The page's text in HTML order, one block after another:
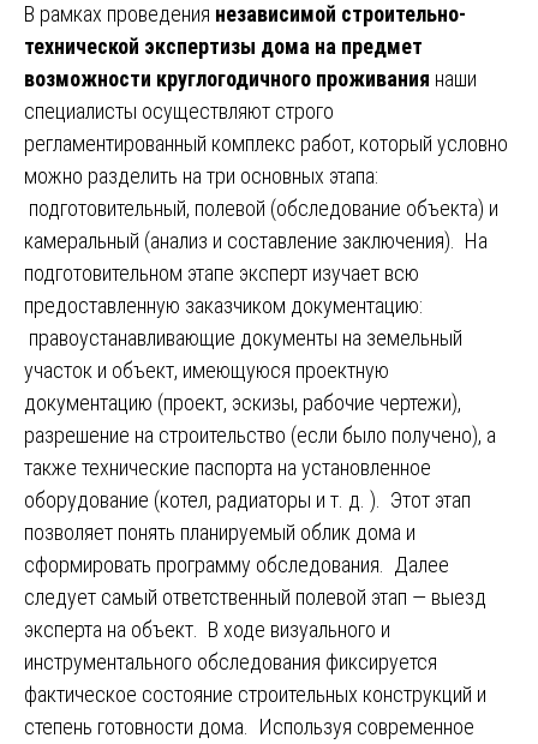
В рамках проведения независимой строительно-
технической экспертизы дома на предмет
возможности круглогодичного проживания наши
специалисты осуществляют строго
регламентированный комплекс работ, который условно
можно разделить на три основных этапа:
подготовительный, полевой (обследование объекта) и
камеральный (анализ и составление заключения). На
подготовительном этапе эксперт изучает всю
предоставленную заказчиком документацию:
правоустанавливающие документы на земельный
участок и объект, имеющуюся проектную
документацию (проект, эскизы, рабочие чертежи),
разрешение на строительство (если было получено), а
также технические паспорта на установленное
оборудование (котел, радиаторы и т. д. ). Этот этап
позволяет понять планируемый облик дома и
сформировать программу обследования. Далее
следует самый ответственный полевой этап — выезд
эксперта на объект. В ходе визуального и
инструментального обследования фиксируется
фактическое состояние строительных конструкций и
степень готовности дома. Используя современное